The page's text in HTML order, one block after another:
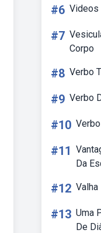
#6 Videos
#7
Corpo
#8 Verbo
#9 Verbo
#10
#11
Da
#12
#13 Uma
De